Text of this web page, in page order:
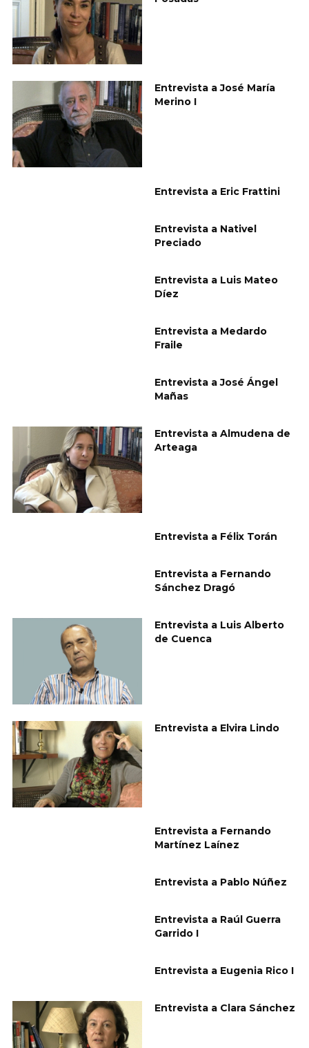
Entrevista a José María
Merino I
Entrevista a Eric Frattini
Entrevista a Nativel
Preciado
Entrevista a Luis Mateo
Díez
Entrevista a Medardo
Fraile
Entrevista a José Ángel
Mañas
Entrevista a Almudena de
Arteaga
Entrevista a Félix Torán
Entrevista a Fernando
Sánchez Dragó
Entrevista a Luis Alberto
de Cuenca
Entrevista a Elvira Lindo
Entrevista a Fernando
Martínez Laínez
Entrevista a Pablo Núñez
Entrevista a Raúl Guerra
Garrido I
Entrevista a Eugenia Rico I
Entrevista a Clara Sánchez